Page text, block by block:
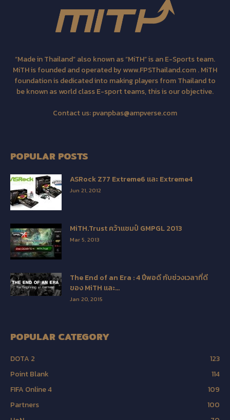
“Made in Thailand” also known as “MiTH” is an E-Sports team.
MiTH is founded and operated by www.FPSThailand.com . MiTH
foundation is dedicated into making players from Thailand to
be known as world class E-sport teams, this is our objective.
Contact us:pvanpbas@ampverse.com
POPULAR POSTS
ASRock Z77 Extreme6 และ Extreme4
Jun 21, 2012
MiTH.Trust คว้าแชมป์ GMPGL 2013
Mar 5, 2013
The End of an Era : 4 ปีพอดี กับช่วงเวลาที่ดี
ของ MiTH และ...
Jan 20, 2015
POPULAR CATEGORY
DOTA 2
123
Point Blank
114
FIFA Online 4
109
Partners
100